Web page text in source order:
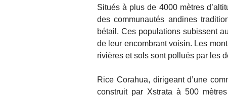
Situés à plus de 4000 mètres
des communautés andines
bétail. Ces populations subissent
de leur encombrant voisin. Les
rivières et sols sont pollués par les
Rice Corahua, dirigeant d’une
construit par Xstrata à 500